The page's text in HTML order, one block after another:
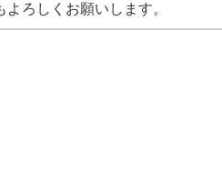
よろしくお願いします。